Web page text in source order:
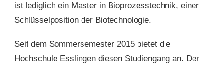
ist lediglich ein Master in Bioprozesstechnik, einer
Schlüsselposition der Biotechnologie.
Seit dem Sommersemester 2015 bietet die
Hochschule Esslingen diesen Studiengang an. Der